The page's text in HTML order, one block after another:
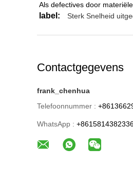
Als defectives door
label: Sterk Snelheid
Contactgegevens
frank_chenhua
Telefoonnummer :
WhatsApp :